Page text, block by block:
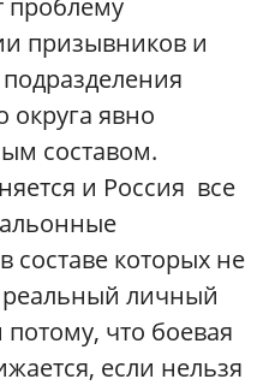
проблему
призывников и
округа явно
составом.
и Россия все
составе которых не
реальный личный
что боевая
если нельзя